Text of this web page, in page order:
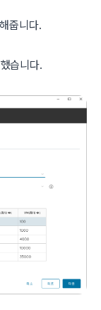
줍니다.
습니다.